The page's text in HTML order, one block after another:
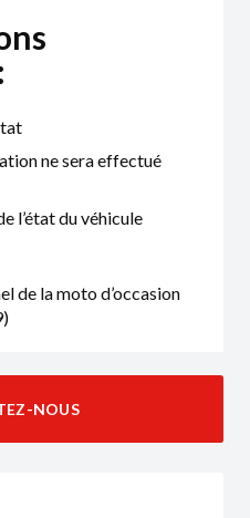
ne sera effectué
l’état du véhicule
de la moto d’occasion
NOUS